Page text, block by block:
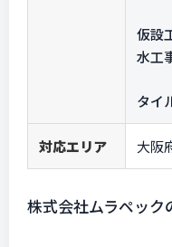
仮設
水工
タイ
対応エリア 大阪
株式会社ムラペック